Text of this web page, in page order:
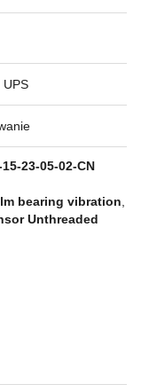
UPS
23-05-02-CN
bearing vibration
Unthreaded